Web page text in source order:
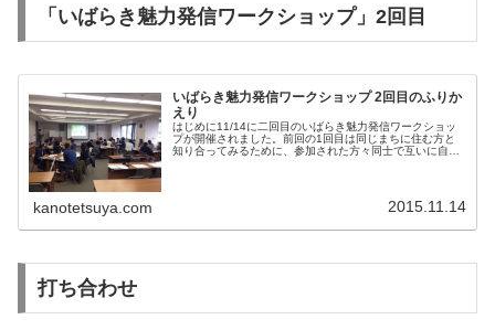
「いばらき魅力発信ワークショップ」2回目
いばらき魅力発信ワークショップ 2回目のふりか
えり
はじめに11/14に二回目のいばらき魅力発信ワークショッ
プが開催されました。前回の1回目は同じまちに住む方と
知り合ってみるために、参加された方々同士で互いに自己
kanotetsuya.com 2015.11.14
打ち合わせ